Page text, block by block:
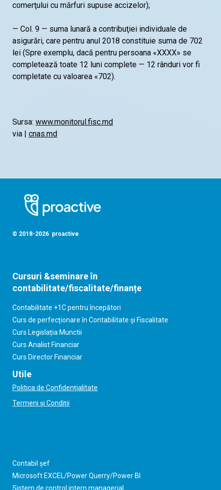
comerţului cu mărfuri supuse accizelor);
— Col. 9 — suma lunară a contribuţiei individuale de
asigurări, care pentru anul 2018 constituie suma de 702
lei (Spre exemplu, dacă pentru persoana «XXXX» se
completează toate 12 luni complete — 12 rânduri vor fi
completate cu valoarea «702).
Sursa: www.monitorul.fisc.md
via | cnas.md
© 2018-2026 proactive
Cursuri &seminare în
contabilitate/fiscalitate/finanțe
Contabilitate +1C pentru începători
Curs de perfecționare în Contabilitate și Fiscalitate
Curs Legislația Munctii
Curs Analist Financiar
Curs Director Financiar
Utile
Politica de Confidențialitate
Termeni și Condiții
Contabil șef
Microsoft EXCEL/Power Querry/Power BI
Sistem de control intern managerial